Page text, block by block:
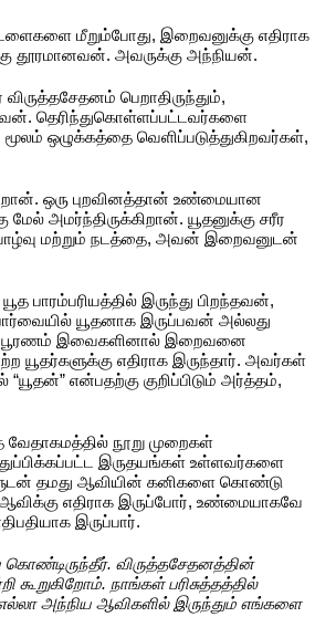
மீறும்போது, இறைவனுக்கு எதிராக
தூரமானவன். அவருக்கு அந்நியன்.
பெறாதிருந்தும்,
தெரிந்துகொள்ளப்பட்டவர்களை
ஒழுக்கத்தை வெளிப்படுத்துகிறவர்கள்,
ஒரு புறவினத்தான் உண்மையான
அமர்ந்திருக்கிறான். யூதனுக்கு சரீர
வாழ்வு மற்றும் நடத்தை, அவன் இறைவனுடன்
பாரம்பரியத்தில் இருந்து பிறந்தவன்,
யூதனாக இருப்பவன் அல்லது
இவைகளினால் இறைவனை
யூதர்களுக்கு எதிராக இருந்தார். அவர்கள்
என்பதற்கு குறிப்பிடும் அர்த்தம்,
நூறு முறைகள்
இருதயங்கள் உள்ளவர்களை
தமது ஆவியின் கனிகளை கொண்டு
எதிராக இருப்போர், உண்மையாகவே
இருப்பார்.
கொண்டிருந்தீர். விருத்தசேதனத்தின்
நாங்கள் பரிசுத்தத்தில்
அந்நிய ஆவிகளில் இருந்தும் எங்களை